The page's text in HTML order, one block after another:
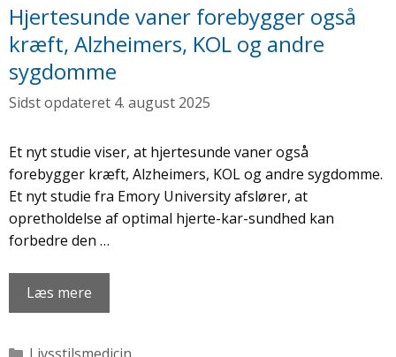
Hjertesunde vaner forebygger også
kræft, Alzheimers, KOL og andre
sygdomme
4. august 2025
Et nyt studie viser, at hjertesunde vaner også
forebygger kræft, Alzheimers, KOL og andre sygdomme.
Et nyt studie fra Emory University afslører, at
opretholdelse af optimal hjerte-kar-sundhed kan
forbedre den …
Læs mere
Kategorier
Livsstilsmedicin